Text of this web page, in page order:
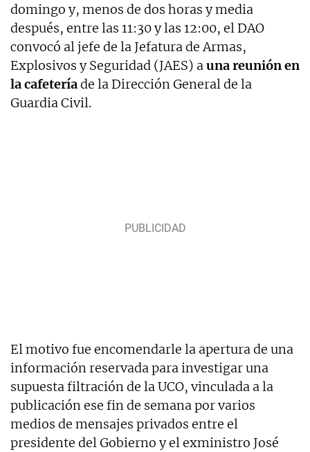
domingo y, menos de dos horas y media
después, entre las 11:30 y las 12:00, el DAO
convocó al jefe de la Jefatura de Armas,
Explosivos y Seguridad (JAES) auna reunión en
la cafeteríade la Dirección General de la
Guardia Civil.
El motivo fue encomendarle la apertura de una
información reservada para investigar una
supuesta filtración de la UCO, vinculada a la
publicación ese fin de semana por varios
medios de mensajes privados entre el
presidente del Gobierno y el exministro José